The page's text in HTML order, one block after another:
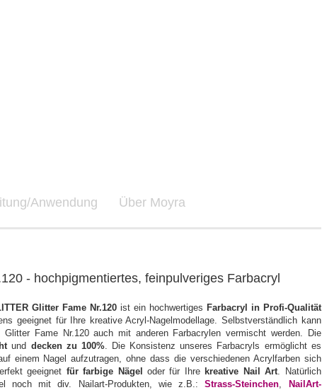
Anwendung Über Moyra
- hochpigmentiertes, feinpulveriges Farbacryl
Glitter Fame Nr.120 ist ein hochwertiges Farbacryl in Profi-Qualität
geeignet für Ihre kreative Acryl-Nagelmodellage. Selbstverständlich kann
Glitter Fame Nr.120 auch mit anderen Farbacrylen vermischt werden. Die
und decken zu 100%. Die Konsistenz unseres Farbacryls ermöglicht es
einem Nagel aufzutragen, ohne dass die verschiedenen Acrylfarben sich
geeignet für farbige Nägel oder für Ihre kreative Nail Art. Natürlich
noch mit div. Nailart-Produkten, wie z.B.:Strass-Steinchen,
NailArt-